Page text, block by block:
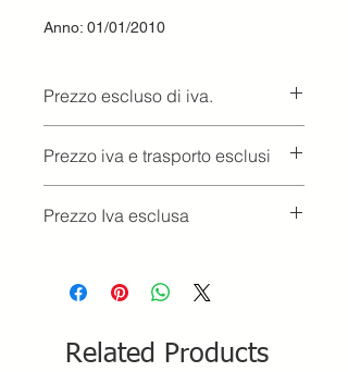
Anno: 01/01/2010
Prezzo escluso di iva.
Prezzo iva e trasporto esclusi
Prezzo Iva esclusa
Related Products